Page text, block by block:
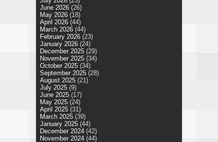
June 2026 (26)
May 2026 (18)
April 2026 (44)
March 2026 (44)
February 2026 (23)
January 2026 (24)
December 2025 (29)
November 2025 (34)
October 2025 (34)
September 2025 (28)
August 2025 (21)
July 2025 (9)
June 2025 (17)
May 2025 (24)
April 2025 (31)
March 2025 (39)
January 2025 (44)
December 2024 (42)
November 2024 (44)